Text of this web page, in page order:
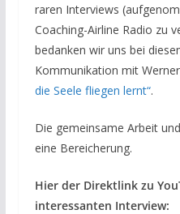
raren Interviews
Coaching-Airline Radio zu
bedanken wir uns bei
Kommunikation mit
die Seele fliegen lernt“.
Die gemeinsame Arbeit
eine Bereicherung.
Hier der Direktlink zu
interessanten Interview: